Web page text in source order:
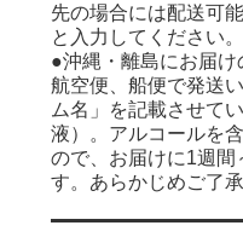
先の場合には配送可
と入力してください。
●沖縄・離島にお届け
航空便、船便で発送
ム名」を記載させて
液）。アルコールを
ので、お届けに1週間
す。あらかじめご了承